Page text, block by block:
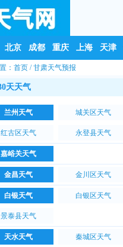
北京 成都 重庆 上海 天津
： 首页 / 甘肃天气预报
天天气
兰州天气 城关区天气
红古区天气 永登县天气
嘉峪关天气
金昌天气 金川区天气
白银天气 白银区天气
景泰县天气
天水天气 秦城区天气